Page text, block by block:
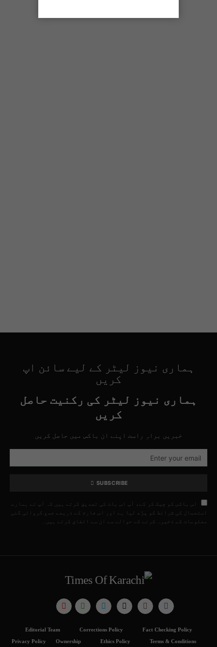
ہماری نیوز لیٹر کے لیے سائن اپ
کریں
ہماری نیوز لیٹر کی رکنیت حاصل
کریں
خبریں براہِ راست اپنے ان باکس میں حاصل کریں
SUBSCRIBE
اس باکس کو چیک کر کے، آپ اس بات کی تصدیق کرتے ہیں کہ آپ نے ہمارے
استعمال کی شرائط کو پڑھ لیا ہے اور اس فارم کے ذریعے جمع کروائی گئی
معلومات کے ذخیرہ کرنے کے حوالے سے ان سے اتفاق کرتے ہیں۔
Fact Checking Policy
Corrections Policy
Editorial Team
Terms & Conditions
Ethics Policy
Ownership
Privacy Policy